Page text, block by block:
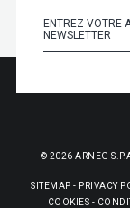
© 2026 ARNEG
SITEMAP - PRIVACY
COOKIES -